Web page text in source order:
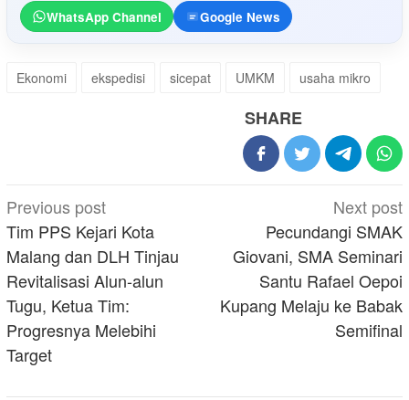
WhatsApp Channel Google News
Ekonomi ekspedisi sicepat UMKM usaha mikro
SHARE
Post
navigation
Previous post
Tim PPS Kejari Kota
Malang dan DLH Tinjau
Revitalisasi Alun-alun
Tugu, Ketua Tim:
Progresnya Melebihi
Target
Next post
Pecundangi SMAK
Giovani, SMA Seminari
Santu Rafael Oepoi
Kupang Melaju ke Babak
Semifinal